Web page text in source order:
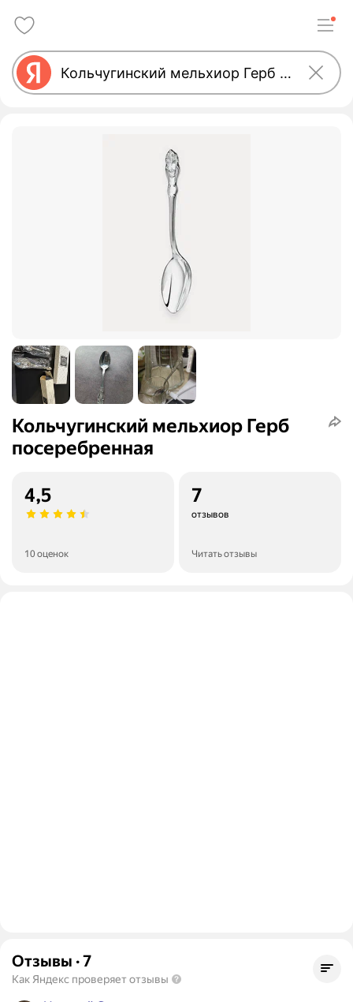
Кольчугинский мельхиор Герб
посеребренная
4,5
10 оценок
7
отзывов
Читать отзывы
Отзывы ·7
Как Яндекс проверяет отзывы